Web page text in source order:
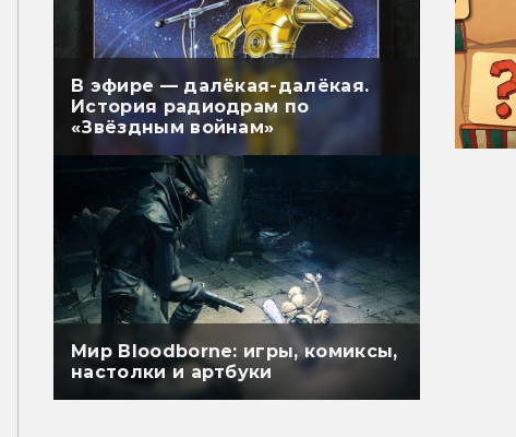
В эфире — далёкая-далёкая.
История радиодрам по
«Звёздным войнам»
Мир Bloodborne: игры, комиксы,
настолки и артбуки